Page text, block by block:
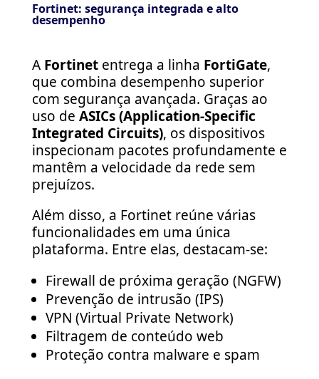
Fortinet: segurança integrada e alto
desempenho
A Fortinetentrega a linha FortiGate,
que combina desempenho superior
com segurança avançada. Graças ao
uso de ASICs (Application-Specific
Integrated Circuits), os dispositivos
inspecionam pacotes profundamente e
mantêm a velocidade da rede sem
prejuízos.
Além disso, a Fortinet reúne várias
funcionalidades em uma única
plataforma. Entre elas, destacam-se:
Firewall de próxima geração (NGFW)
Prevenção de intrusão (IPS)
VPN (Virtual Private Network)
Filtragem de conteúdo web
Proteção contra malware e spam